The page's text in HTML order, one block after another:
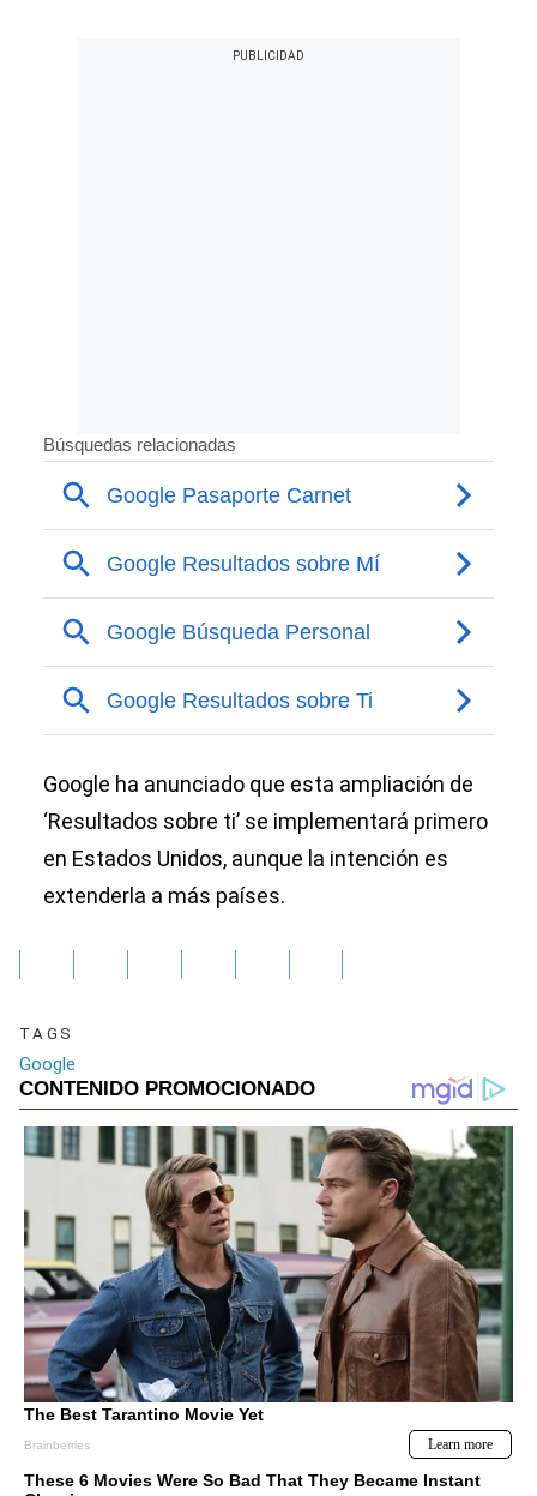
Google ha anunciado que esta ampliación de
‘Resultados sobre ti’ se implementará primero
en Estados Unidos, aunque la intención es
extenderla a más países.
TAGS
Google